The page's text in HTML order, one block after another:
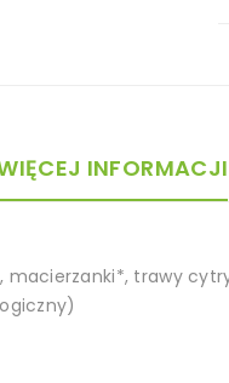
INFORMACJI
macierzanki*, trawy